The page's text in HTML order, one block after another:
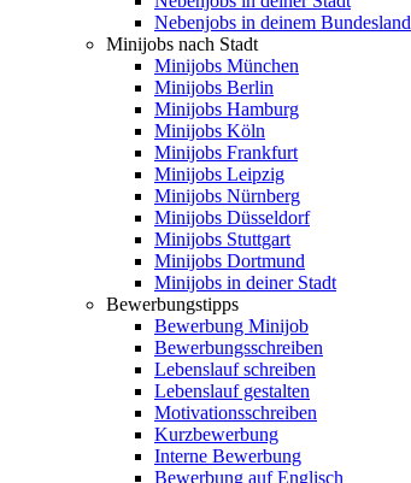
Nebenjobs in deinem Bundesland
Minijobs nach Stadt
Minijobs München
Minijobs Berlin
Minijobs Hamburg
Minijobs Köln
Minijobs Frankfurt
Minijobs Leipzig
Minijobs Nürnberg
Minijobs Düsseldorf
Minijobs Stuttgart
Minijobs Dortmund
Minijobs in deiner Stadt
Bewerbungstipps
Bewerbung Minijob
Bewerbungsschreiben
Lebenslauf schreiben
Lebenslauf gestalten
Motivationsschreiben
Kurzbewerbung
Interne Bewerbung
Bewerbung auf Englisch